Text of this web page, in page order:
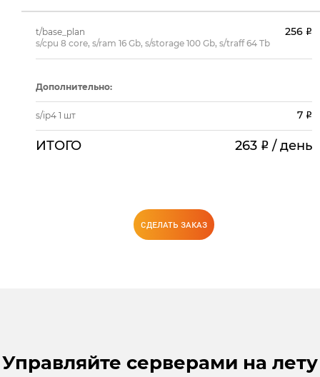
t/base_plan 256
s/cpu 8 core, s/ram 16 Gb, s/storage 100 Gb, s/traff 64 Tb
Дополнительно:
s/ip4 1 шт 7
ИТОГО 263 / день
СДЕЛАТЬ ЗАКАЗ
Управляйте серверами на лету